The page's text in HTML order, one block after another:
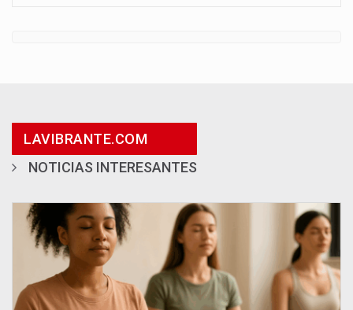
LAVIBRANTE.COM
NOTICIAS INTERESANTES